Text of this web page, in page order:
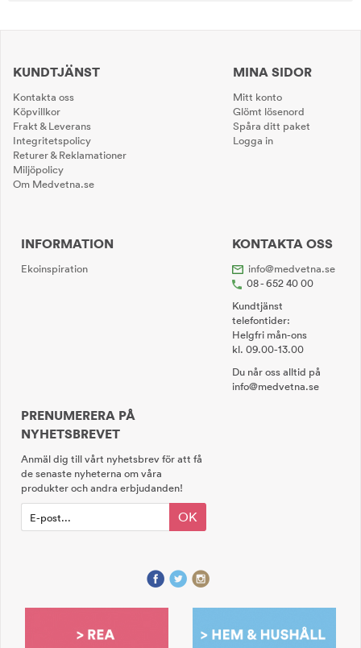
KUNDTJÄNST
Kontakta oss
Köpvillkor
Frakt & Leverans
Integritetspolicy
Returer & Reklamationer
Miljöpolicy
Om Medvetna.se
MINA SIDOR
Mitt konto
Glömt lösenord
Spåra ditt paket
Logga in
INFORMATION
Ekoinspiration
KONTAKTA OSS
info@medvetna.se
08 - 652 40 00
Kundtjänst
telefontider:
Helgfri mån-ons
kl. 09.00-13.00
Du når oss alltid på
info@medvetna.se
PRENUMERERA PÅ
NYHETSBREVET
Anmäl dig till vårt nyhetsbrev för att få
de senaste nyheterna om våra
produkter och andra erbjudanden!
OK